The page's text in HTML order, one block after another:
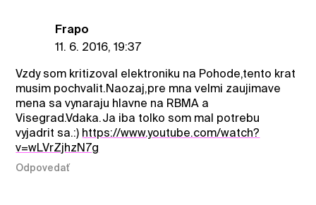
Frapo
11. 6. 2016, 19:37
Vzdy som kritizoval elektroniku na Pohode,tento krat
musim pochvalit.Naozaj,pre mna velmi zaujimave
mena sa vynaraju hlavne na RBMA a
Visegrad.Vdaka.Ja iba tolko som mal potrebu
vyjadrit sa.:) https://www.youtube.com/watch?
v=wLVrZjhzN7g
Odpovedať